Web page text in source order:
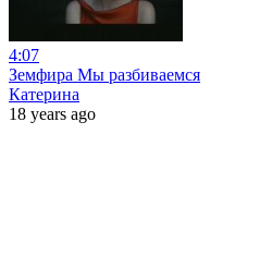
4:07
Земфира Мы разбиваемся
Катерина
18 years ago